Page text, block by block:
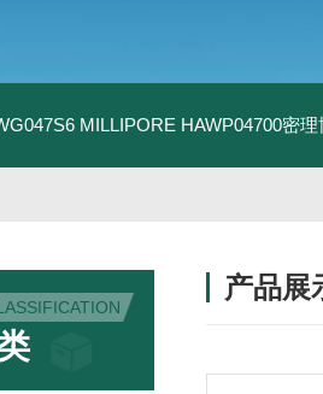
MILLIPORE HAWP04700密
产品展